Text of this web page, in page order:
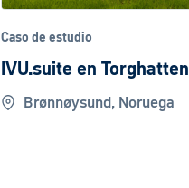
Caso de estudio
IVU.suite en Torghatten
Brønnøysund, Noruega